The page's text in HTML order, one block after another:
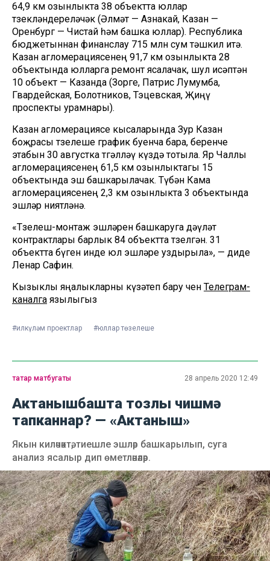
64,9 км озынлыкта 38 объектта юллар
төзекләндереләчәк (Әлмәт — Азнакай, Казан —
Оренбург — Чистай һәм башка юллар). Республика
бюджетыннан финанслау 715 млн сум тәшкил итә.
Казан агломерациясенең 91,7 км озынлыкта 28
объектында юлларга ремонт ясалачак, шул исәптән
10 объект — Казанда (Зорге, Патрис Лумумба,
Гвардейская, Болотников, Тэцевская, Җиңү
проспекты урамнары).
Казан агломерациясе кысаларында Зур Казан
боҗрасы төзелеше график буенча бара, беренче
этабын 30 августка төгәлләү күздә тотыла. Яр Чаллы
агломерациясенең 61,5 км озынлыктагы 15
объектында эш башкарылачак. Түбән Кама
агломерациясенең 2,3 км озынлыкта 3 объектында
эшләр ниятләнә.
«Төзелеш-монтаж эшләрен башкаруга дәүләт
контрактлары барлык 84 объектта төзелгән. 31
объектта бүген инде юл эшләре уздырыла», — диде
Ленар Сафин.
Кызыклы яңалыкларны күзәтеп бару өчен Телеграм-
каналга язылыгыз
#илкүләм проектлар #юллар төзелеше
татар матбугаты 28 апрель 2020 12:49
Актанышбашта тозлы чишмә
тапканнар? — «Актаныш»
Якын киләчәктә, тиешле эшләр башкарылып, суга
анализ ясалыр дип өметләнәләр.